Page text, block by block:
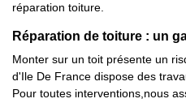
réparation toiture.
Réparation de toiture : un
Monter sur un toit présente un
d'Ile De France dispose des
Pour toutes interventions,nous